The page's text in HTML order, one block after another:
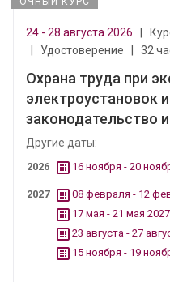
24 - 28 августа 2026
Удостоверение 32
Охрана труда при
электроустановок
законодательство
Другие даты:
2026 16 ноября - 20
2027
08 февраля - 12
17 мая - 21 мая 2027
23 августа - 27
15 ноября - 19